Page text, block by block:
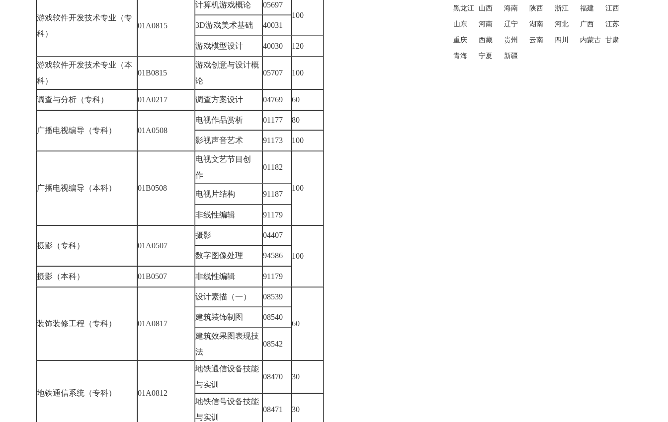
游戏软件开发技术专业（专
科）
01A0815
计算机游戏概论
05697
100
3D游戏美术基础
40031
游戏模型设计 40030 120
游戏软件开发技术专业（本
科）
01B0815
游戏创意与设计概
论
05707 100
调查与分析（专科） 01A0217 调查方案设计 04769 60
广播电视编导（专科） 01A0508
电视作品赏析 01177 80
影视声音艺术 91173 100
广播电视编导（本科） 01B0508
电视文艺节目创
作
01182
100
电视片结构 91187
非线性编辑 91179
摄影（专科） 01A0507
摄影 04407
100
数字图像处理 94586
摄影（本科） 01B0507 非线性编辑 91179
装饰装修工程（专科） 01A0817
设计素描（一） 08539
60
建筑装饰制图 08540
建筑效果图表现技
法
08542
地铁通信系统（专科） 01A0812
地铁通信设备技能
与实训
08470 30
地铁信号设备技能
与实训
08471 30
黑龙江 山西 海南 陕西 浙江 福建 江西
山东 河南 辽宁 湖南 河北 广西 江苏
重庆 西藏 贵州 云南 四川 内蒙古 甘肃
青海 宁夏 新疆